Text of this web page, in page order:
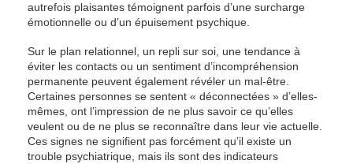
autrefois plaisantes témoignent parfois d’une surcharge
émotionnelle ou d’un épuisement psychique.
Sur le plan relationnel, un repli sur soi, une tendance à
éviter les contacts ou un sentiment d’incompréhension
permanente peuvent également révéler un mal-être.
Certaines personnes se sentent « déconnectées » d’elles-
mêmes, ont l’impression de ne plus savoir ce qu’elles
veulent ou de ne plus se reconnaître dans leur vie actuelle.
Ces signes ne signifient pas forcément qu’il existe un
trouble psychiatrique, mais ils sont des indicateurs